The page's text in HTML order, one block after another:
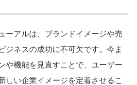
ーアルは、ブランドイメージや売
ジネスの成功に不可欠です。 今ま
や機能を見直すことで、ユーザー
しい企業イメージを定着させるこ